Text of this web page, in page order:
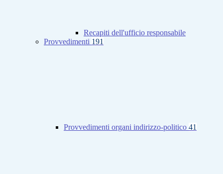
Recapiti dell'ufficio responsabile
Provvedimenti 191
Provvedimenti organi indirizzo-politico 41